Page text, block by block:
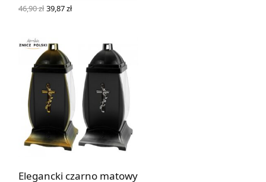
46,90zł Pierwotna
cena
39,87złAktualna
Elegancki czarno matowy